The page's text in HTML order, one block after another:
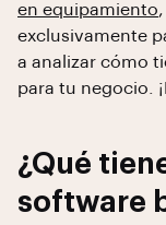
en equipamiento
exclusivamente
a analizar cómo
para tu negocio.
¿Qué
software